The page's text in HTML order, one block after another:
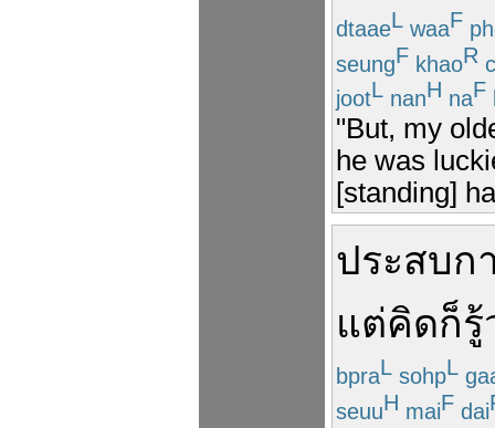
dtaaeL waaF
seungF khaoR
jootL nanH naF
"But, my
he was
[standing]
ประสบก
แต่คิดก็รู้
bpraL sohpL
seuuH maiF dai